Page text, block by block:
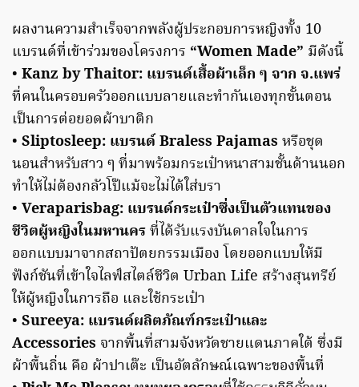
ผลงานความสำเร็จจากพลังผู้ประกอบการหญิงทั้ง 10
แบรนด์ที่เข้าร่วมของโครงการ “Women Made” มีดังนี้
• Kanz by Thaitor: แบรนด์เสื้อผ้าเล็ก ๆ จาก จ.แพร่
ที่คนในครอบครัวออกแบบลายและทำกันเองทุกขั้นตอน
เป็นการต่อยอดผ้าบาติก
• Sliptosleep: แบรนด์ Braless Pajamas หรือชุด
นอนสำหรับสาว ๆ ที่มาพร้อมกระเป๋าหนาสามชั้นด้านนอก
ทำให้ไม่ต้องกลัวโป๊แม้จะไม่ได้ใส่บรา
• Veraparisbag: แบรนด์กระเป๋าซึ่งเป็นตัวแทนของ
ชีวิตผู้หญิงในมหานครที่ได้รับแรงบันดาลใจในการ
ออกแบบมาจากสถาปัตยกรรมเมือง โดยออกแบบให้มี
ฟังก์ชันที่เข้าใจไลฟ์สไตล์ชีวิต Urban Life สร้างสุนทรีย์
ให้ผู้หญิงในการถือ และใช้กระเป๋า
• Sureeya: แบรนด์ผลิตภัณฑ์กระเป๋าและ
Accessories จากพื้นที่สามจังหวัดชายแดนภาคใต้ ซึ่งมี
ผ้าพื้นถิ่น คือ ผ้าปาเต๊ะ เป็นอัตลักษณ์เฉพาะของพื้นที่